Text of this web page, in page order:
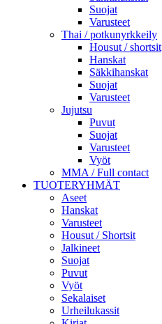
Suojat
Varusteet
Thai / potkunyrkkeily
Housut / shortsit
Hanskat
Säkkihanskat
Suojat
Varusteet
Jujutsu
Puvut
Suojat
Varusteet
Vyöt
MMA / Full contact
TUOTERYHMÄT
Aseet
Hanskat
Varusteet
Housut / Shortsit
Jalkineet
Suojat
Puvut
Vyöt
Sekalaiset
Urheilukassit